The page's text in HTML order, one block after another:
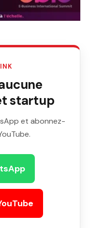
startup
et abonnez-